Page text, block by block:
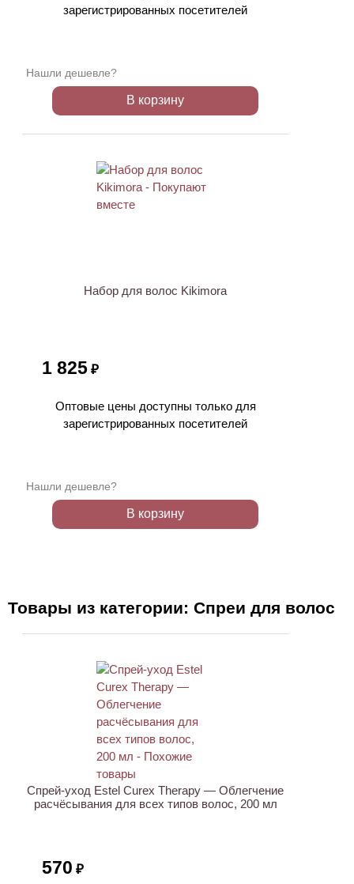
зарегистрированных посетителей
Нашли дешевле?
В корзину
Набор для волос Kikimora
1 825 ₽
Оптовые цены доступны только для
зарегистрированных посетителей
Нашли дешевле?
В корзину
Товары из категории: Спреи для волос
Спрей-уход Estel Curex Therapy — Облегчение
расчёсывания для всех типов волос, 200 мл
570 ₽